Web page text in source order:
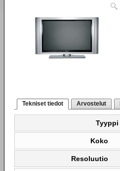
Tekniset tiedot Arvostelut
Tyyppi
Koko
Resoluutio